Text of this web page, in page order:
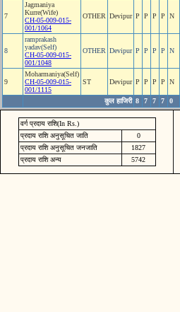
7
Jagmaniya
Kurre(Wife)
CH-05-009-015-
001/1064
OTHER Devipur P P P P N
8
ramprakash
yadav(Self)
CH-05-009-015-
001/1048
OTHER Devipur P P P P N
9
Moharmaniya(Self)
CH-05-009-015-
001/1115
ST Devipur P P P P N
कुल हाजिरी 8 7 7 7 0
वर्ग प्रदाय राशि(In Rs.)
प्रदाय राशि अनुसूचित जाति
0
प्रदाय राशि अनुसूचित जनजाति
1827
प्रदाय राशि अन्य
5742